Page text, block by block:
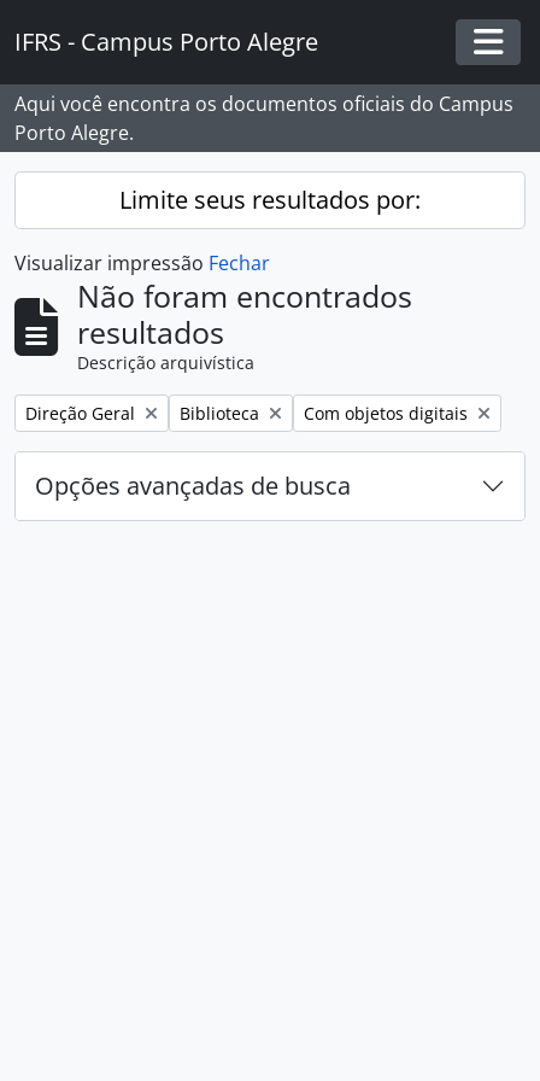
IFRS - Campus Porto Alegre
Aqui você encontra os documentos oficiais do Campus
Porto Alegre.
Limite seus resultados por:
Visualizar impressão Fechar
Não foram encontrados
resultados
Descrição arquivística
Remover filtro:
Direção Geral Remover filtro:
Biblioteca Remover filtro:
Com objetos digitais
Opções avançadas de busca